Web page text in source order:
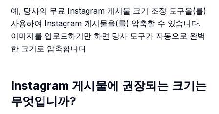
예, 당사의 무료 Instagram 게시물 크기 조정 도구을(를)
사용하여 Instagram 게시물을(를) 압축할 수 있습니다.
이미지를 업로드하기만 하면 당사 도구가 자동으로 완벽
한 크기로 압축합니다
Instagram 게시물에 권장되는 크기는
무엇입니까?